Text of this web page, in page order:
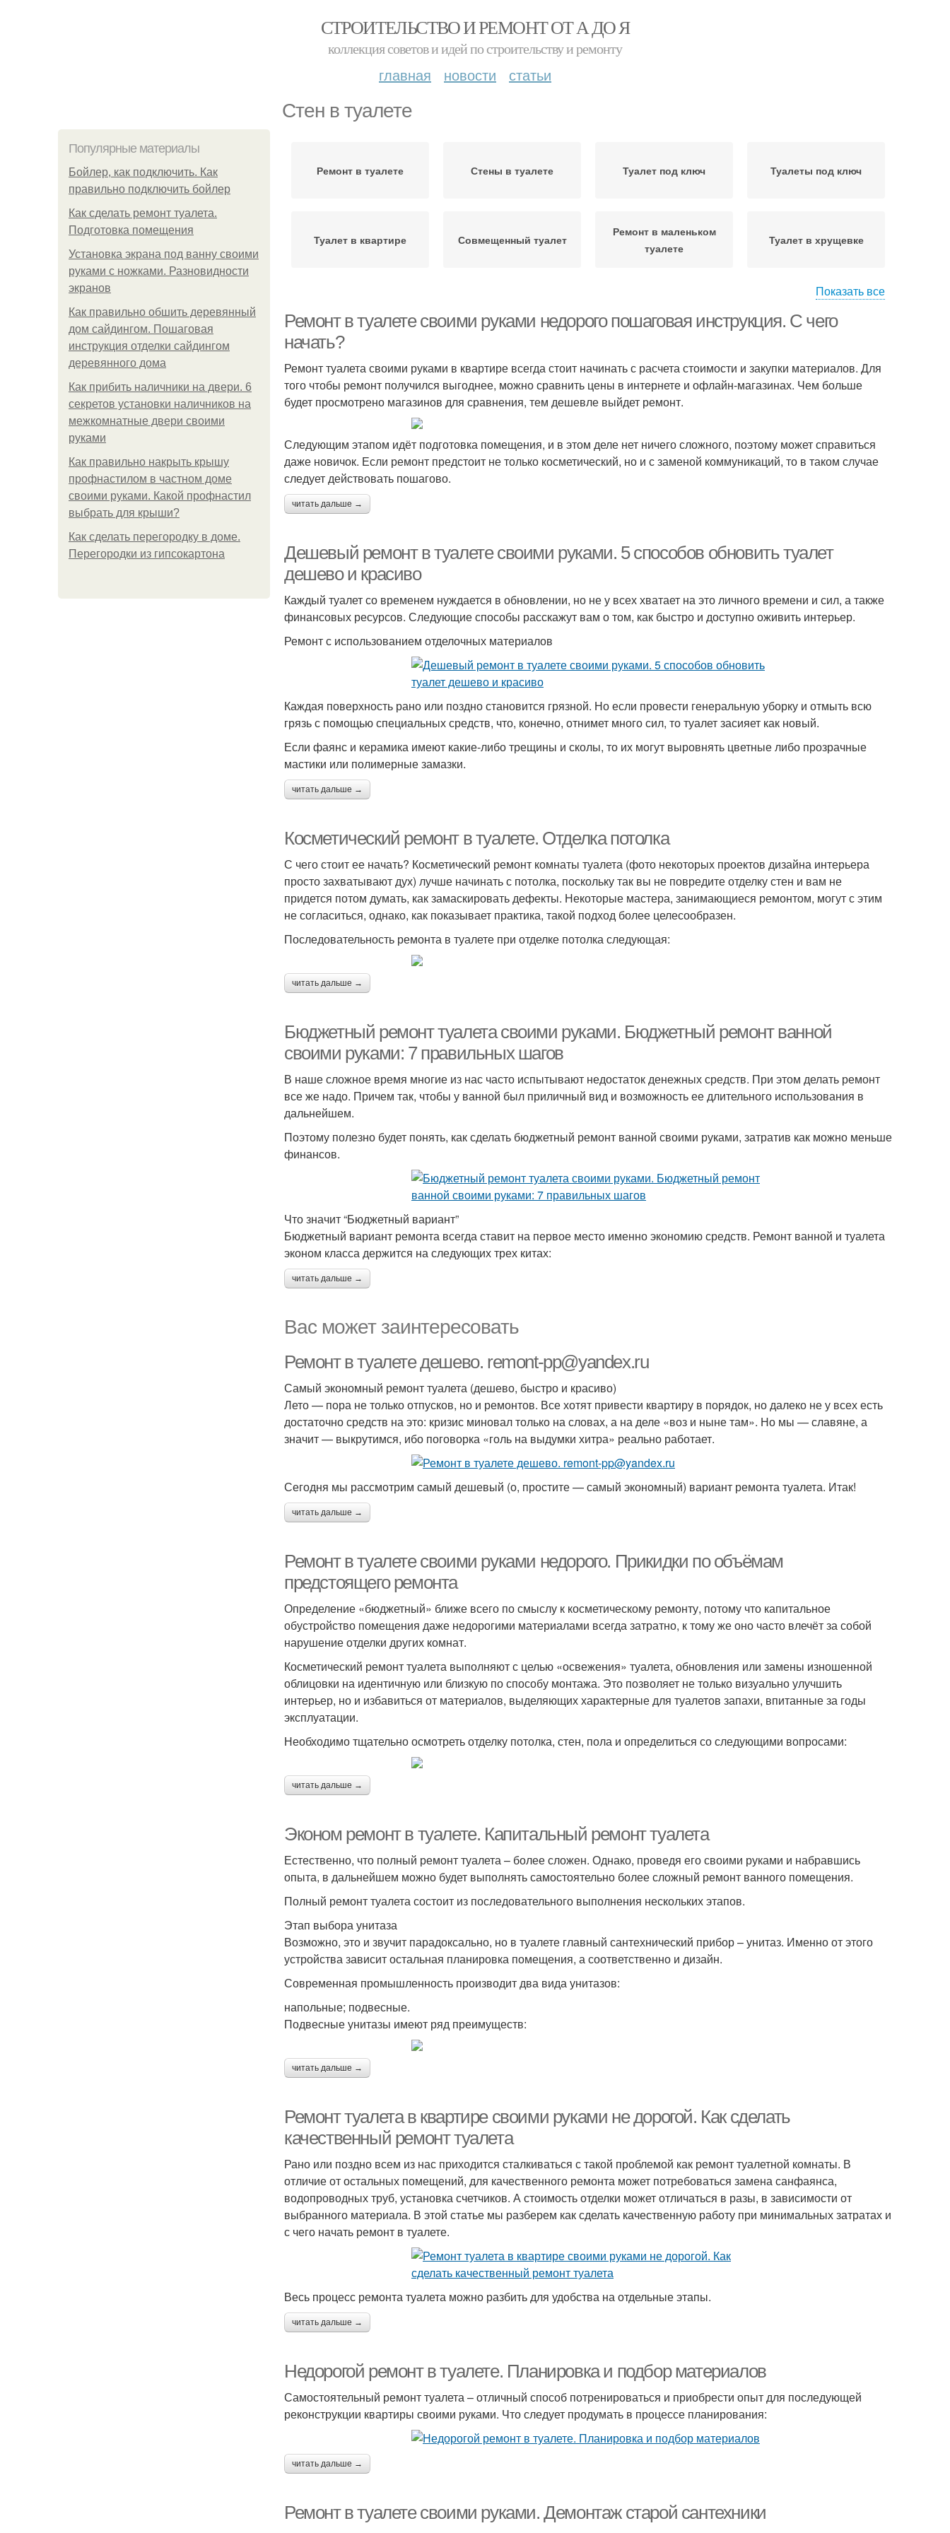
СТРОИТЕЛЬСТВО И РЕМОНТ ОТ А ДО Я
коллекция советов и идей по строительству и ремонту
главная новости статьи
Стен в туалете
Популярные материалы
Бойлер, как подключить. Как
правильно подключить бойлер
Как сделать ремонт туалета.
Подготовка помещения
Установка экрана под ванну своими
руками с ножками. Разновидности
экранов
Как правильно обшить деревянный
дом сайдингом. Пошаговая
инструкция отделки сайдингом
деревянного дома
Как прибить наличники на двери. 6
секретов установки наличников на
межкомнатные двери своими
руками
Как правильно накрыть крышу
профнастилом в частном доме
своими руками. Какой профнастил
выбрать для крыши?
Как сделать перегородку в доме.
Перегородки из гипсокартона
Ремонт в туалете Стены в туалете Туалет под ключ Туалеты под ключ
Туалет в квартире Совмещенный туалет
Ремонт в маленьком
туалете
Туалет в хрущевке
Показать все
Ремонт в туалете своими руками недорого пошаговая инструкция. С чего
начать?
Ремонт туалета своими руками в квартире всегда стоит начинать с расчета стоимости и закупки материалов. Для
того чтобы ремонт получился выгоднее, можно сравнить цены в интернете и офлайн-магазинах. Чем больше
будет просмотрено магазинов для сравнения, тем дешевле выйдет ремонт.
Следующим этапом идёт подготовка помещения, и в этом деле нет ничего сложного, поэтому может справиться
даже новичок. Если ремонт предстоит не только косметический, но и с заменой коммуникаций, то в таком случае
следует действовать пошагово.
читать дальше →
Дешевый ремонт в туалете своими руками. 5 способов обновить туалет
дешево и красиво
Каждый туалет со временем нуждается в обновлении, но не у всех хватает на это личного времени и сил, а также
финансовых ресурсов. Следующие способы расскажут вам о том, как быстро и доступно оживить интерьер.
Ремонт с использованием отделочных материалов
Каждая поверхность рано или поздно становится грязной. Но если провести генеральную уборку и отмыть всю
грязь с помощью специальных средств, что, конечно, отнимет много сил, то туалет засияет как новый.
Если фаянс и керамика имеют какие-либо трещины и сколы, то их могут выровнять цветные либо прозрачные
мастики или полимерные замазки.
читать дальше →
Косметический ремонт в туалете. Отделка потолка
С чего стоит ее начать? Косметический ремонт комнаты туалета (фото некоторых проектов дизайна интерьера
просто захватывают дух) лучше начинать с потолка, поскольку так вы не повредите отделку стен и вам не
придется потом думать, как замаскировать дефекты. Некоторые мастера, занимающиеся ремонтом, могут с этим
не согласиться, однако, как показывает практика, такой подход более целесообразен.
Последовательность ремонта в туалете при отделке потолка следующая:
читать дальше →
Бюджетный ремонт туалета своими руками. Бюджетный ремонт ванной
своими руками: 7 правильных шагов
В наше сложное время многие из нас часто испытывают недостаток денежных средств. При этом делать ремонт
все же надо. Причем так, чтобы у ванной был приличный вид и возможность ее длительного использования в
дальнейшем.
Поэтому полезно будет понять, как сделать бюджетный ремонт ванной своими руками, затратив как можно меньше
финансов.
Что значит “Бюджетный вариант”
Бюджетный вариант ремонта всегда ставит на первое место именно экономию средств. Ремонт ванной и туалета
эконом класса держится на следующих трех китах:
читать дальше →
Вас может заинтересовать
Ремонт в туалете дешево. remont-pp@yandex.ru
Самый экономный ремонт туалета (дешево, быстро и красиво)
Лето — пора не только отпусков, но и ремонтов. Все хотят привести квартиру в порядок, но далеко не у всех есть
достаточно средств на это: кризис миновал только на словах, а на деле «воз и ныне там». Но мы — славяне, а
значит — выкрутимся, ибо поговорка «голь на выдумки хитра» реально работает.
Сегодня мы рассмотрим самый дешевый (о, простите — самый экономный) вариант ремонта туалета. Итак!
читать дальше →
Ремонт в туалете своими руками недорого. Прикидки по объёмам
предстоящего ремонта
Определение «бюджетный» ближе всего по смыслу к косметическому ремонту, потому что капитальное
обустройство помещения даже недорогими материалами всегда затратно, к тому же оно часто влечёт за собой
нарушение отделки других комнат.
Косметический ремонт туалета выполняют с целью «освежения» туалета, обновления или замены изношенной
облицовки на идентичную или близкую по способу монтажа. Это позволяет не только визуально улучшить
интерьер, но и избавиться от материалов, выделяющих характерные для туалетов запахи, впитанные за годы
эксплуатации.
Необходимо тщательно осмотреть отделку потолка, стен, пола и определиться со следующими вопросами:
читать дальше →
Эконом ремонт в туалете. Капитальный ремонт туалета
Естественно, что полный ремонт туалета – более сложен. Однако, проведя его своими руками и набравшись
опыта, в дальнейшем можно будет выполнять самостоятельно более сложный ремонт ванного помещения.
Полный ремонт туалета состоит из последовательного выполнения нескольких этапов.
Этап выбора унитаза
Возможно, это и звучит парадоксально, но в туалете главный сантехнический прибор – унитаз. Именно от этого
устройства зависит остальная планировка помещения, а соответственно и дизайн.
Современная промышленность производит два вида унитазов:
напольные; подвесные.
Подвесные унитазы имеют ряд преимуществ:
читать дальше →
Ремонт туалета в квартире своими руками не дорогой. Как сделать
качественный ремонт туалета
Рано или поздно всем из нас приходится сталкиваться с такой проблемой как ремонт туалетной комнаты. В
отличие от остальных помещений, для качественного ремонта может потребоваться замена санфаянса,
водопроводных труб, установка счетчиков. А стоимость отделки может отличаться в разы, в зависимости от
выбранного материала. В этой статье мы разберем как сделать качественную работу при минимальных затратах и
с чего начать ремонт в туалете.
Весь процесс ремонта туалета можно разбить для удобства на отдельные этапы.
читать дальше →
Недорогой ремонт в туалете. Планировка и подбор материалов
Самостоятельный ремонт туалета – отличный способ потренироваться и приобрести опыт для последующей
реконструкции квартиры своими руками. Что следует продумать в процессе планирования:
читать дальше →
Ремонт в туалете своими руками. Демонтаж старой сантехники